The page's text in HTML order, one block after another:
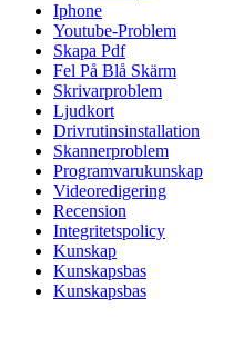
Iphone
Youtube-Problem
Skapa Pdf
Fel På Blå Skärm
Skrivarproblem
Ljudkort
Drivrutinsinstallation
Skannerproblem
Programvarukunskap
Videoredigering
Recension
Integritetspolicy
Kunskap
Kunskapsbas
Kunskapsbas